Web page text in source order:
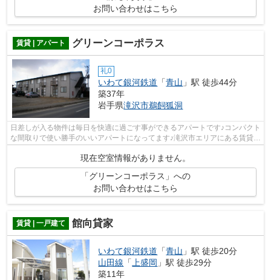
お問い合わせはこちら
賃貸 | アパート グリーンコーポラス
礼0
いわて銀河鉄道 「青山 」駅 徒歩44分
築37年
岩手県滝沢市鵜飼狐洞
日差しが入る物件は毎日を快適に過ごす事ができるアパートです♪コンパクト
な間取りで使い勝手のいいアパートになってます♪滝沢市エリアにある賃貸情
現在空室情報がありません。
「グリーンコーポラス」への
お問い合わせはこちら
賃貸 | 一戸建て 館向貸家
いわて銀河鉄道 「青山 」駅 徒歩20分
山田線 「 上盛岡 」駅 徒歩29分
築11年